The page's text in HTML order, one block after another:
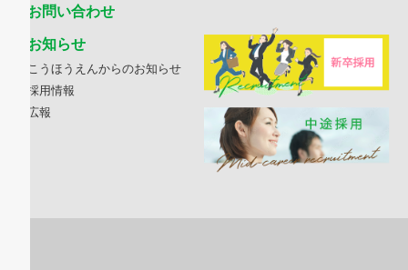
お問い合わせ
お知らせ
こうほうえんからのお知らせ
採用情報
広報